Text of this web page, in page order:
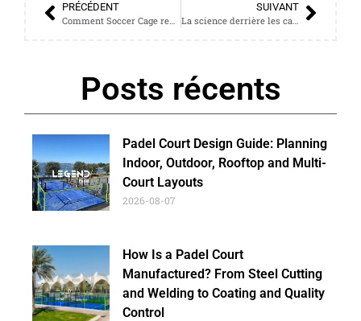
PRÉCÉDENT
SUIVANT
La science derrière les cages de football : plus qu’un jeu fermé
Posts récents
Padel Court Design Guide: Planning
Indoor, Outdoor, Rooftop and Multi-
Court Layouts
2026-08-07
How Is a Padel Court
Manufactured? From Steel Cutting
and Welding to Coating and Quality
Control